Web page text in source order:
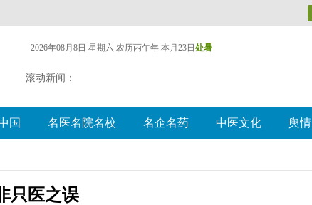
2026年08月8日 星期六 农历丙午年 本月23日 处暑
滚动新闻：
国 名医名院名校 名企名药 中医文化 舆情
只医之误